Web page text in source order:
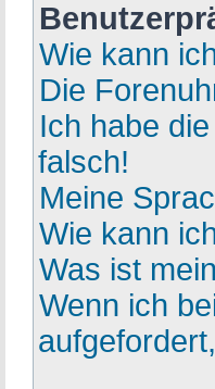
Wie kann
Die
Ich habe
falsch!
Meine
Wie kann
Was ist
Wenn ich